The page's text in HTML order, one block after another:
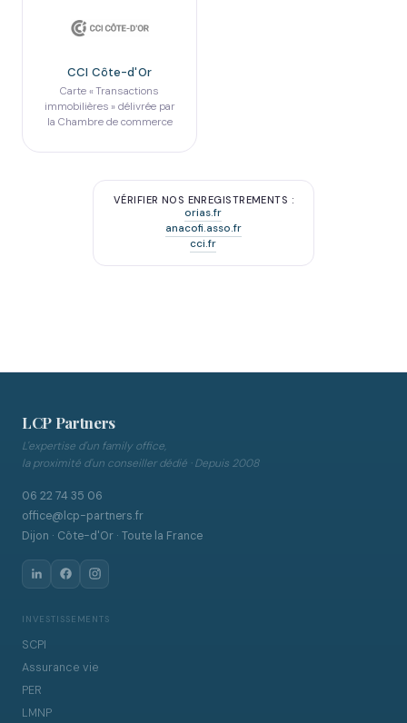
CCI Côte-d'Or
Carte « Transactions
immobilières » délivrée par
la Chambre de commerce
VÉRIFIER NOS ENREGISTREMENTS :
orias.fr
anacofi.asso.fr
cci.fr
LCP Partners
L'expertise d'un family office,
la proximité d'un conseiller dédié · Depuis 2008
06 22 74 35 06
office@lcp-partners.fr
Dijon · Côte-d'Or · Toute la France
INVESTISSEMENTS
SCPI
Assurance vie
PER
LMNP